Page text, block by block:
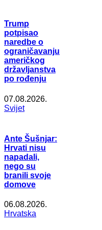
Trump
potpisao
naredbe o
ograničavanju
američkog
državljanstva
po rođenju
07.08.2026.
Svijet
Ante Šušnjar:
Hrvati nisu
napadali,
nego su
branili svoje
domove
06.08.2026.
Hrvatska